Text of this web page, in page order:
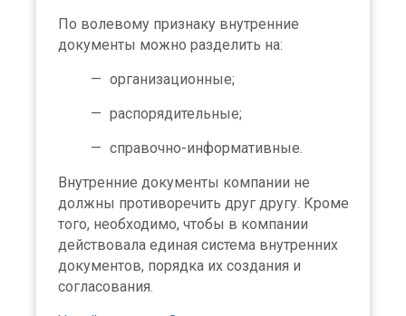
По волевому признаку внутренние
документы можно разделить на:
организационные;
распорядительные;
справочно-информативные.
Внутренние документы компании не
должны противоречить друг другу. Кроме
того, необходимо, чтобы в компании
действовала единая система внутренних
документов, порядка их создания и
согласования.